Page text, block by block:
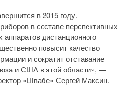
в 2015 году.
в составе перспективных
аппаратов дистанционного
повысит качество
и сократит отставание
и США в этой области», —
«Швабе» Сергей Максин.